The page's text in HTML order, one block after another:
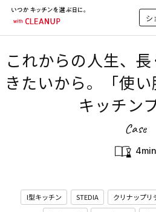
シ
これからの人生、
きたいから。「使
キッチン
Case
4min
I型キッチン STEDIA クリナップリ